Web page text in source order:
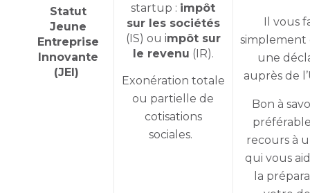
Statut
Jeune
Entreprise
Innovante
(JEI)
startup : impôt
sur les sociétés
(IS) ou impôt sur
le revenu (IR).
Exonération totale
ou partielle de
cotisations
sociales.
Il vous
une
auprès de
Bon à
recours à
qui vous
la